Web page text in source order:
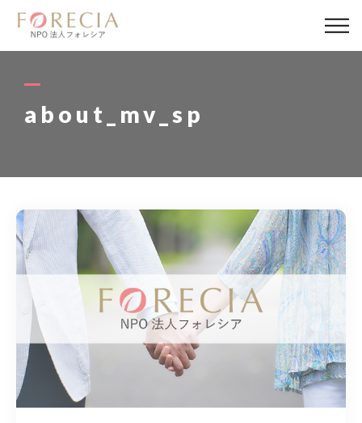
about_mv_sp
私たちについて
活動報告
パートナー
寄付・応援